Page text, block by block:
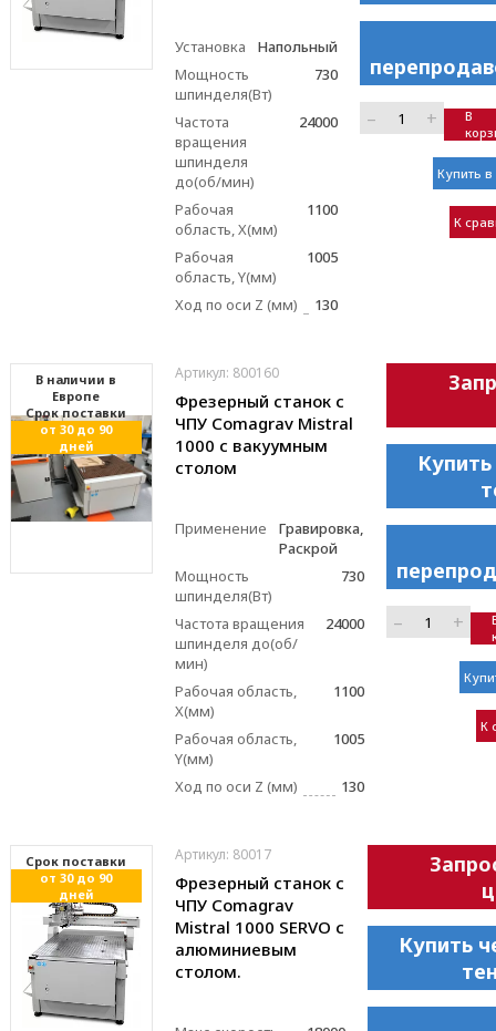
Установка
Напольный
Мощность
шпинделя(Вт)
730
Частота
вращения
шпинделя
до(об/мин)
24000
Рабочая
область, X(мм)
1100
Рабочая
область, Y(мм)
1005
Ход по оси Z (мм) 130
– +
В
Купить в
К
В наличии в
Европе
Cрок поставки
от 30 до 90
дней
Артикул: 800160
Фрезерный станок с
ЧПУ Comagrav Mistral
1000 с вакуумным
столом
Применение
Гравировка,
Раскрой
Мощность
шпинделя(Вт)
730
Частота вращения
шпинделя до(об/
мин)
24000
Рабочая область,
X(мм)
1100
Рабочая область,
Y(мм)
1005
Ход по оси Z (мм) 130
– +
К
Cрок поставки
от 30 до 90
дней
Артикул: 80017
Фрезерный станок с
ЧПУ Comagrav
Mistral 1000 SERVO с
алюминиевым
столом.
Купить